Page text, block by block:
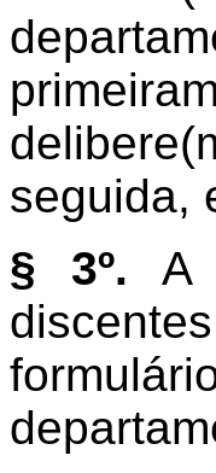
seguida,
§ 3º. A